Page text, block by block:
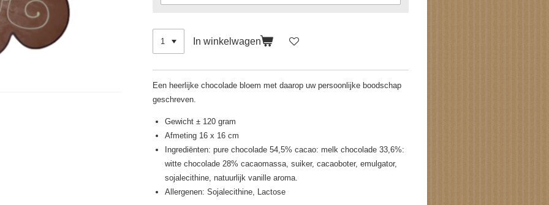
In winkelwagen
Een heerlijke chocolade bloem met daarop uw persoonlijke boodschap
geschreven.
Gewicht ± 120 gram
Afmeting 16 x 16 cm
Ingrediënten: pure chocolade 54,5% cacao: melk chocolade 33,6%:
witte chocolade 28% cacaomassa, suiker, cacaoboter, emulgator,
sojalecithine, natuurlijk vanille aroma.
Allergenen: Sojalecithine, Lactose